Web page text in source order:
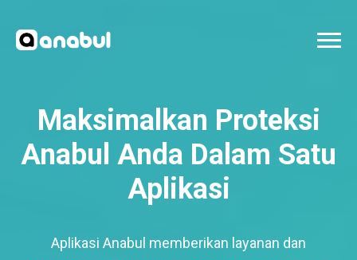
Maksimalkan Proteksi
Anabul Anda Dalam Satu
Aplikasi
Aplikasi Anabul memberikan layanan dan